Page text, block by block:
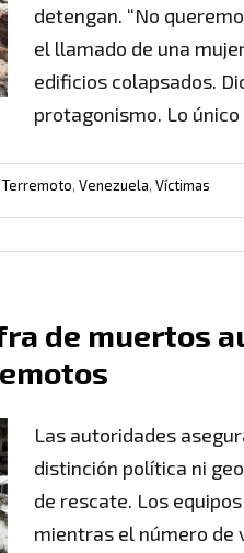
detengan. “No
el llamado de una
edificios colapsados.
protagonismo. Lo
Terremoto, Venezuela, Víctimas
de muertos
Las autoridades
distinción política ni
de rescate. Los
mientras el número de